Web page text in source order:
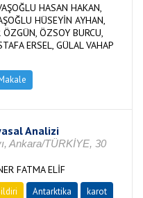
HASAN HAKAN,
HÜSEYİN AYHAN,
ÖZSOY BURCU,
ERSEL, GÜLAL VAHAP
Analizi
Ankara/TÜRKİYE, 30
FATMA ELİF
Antarktika
karot